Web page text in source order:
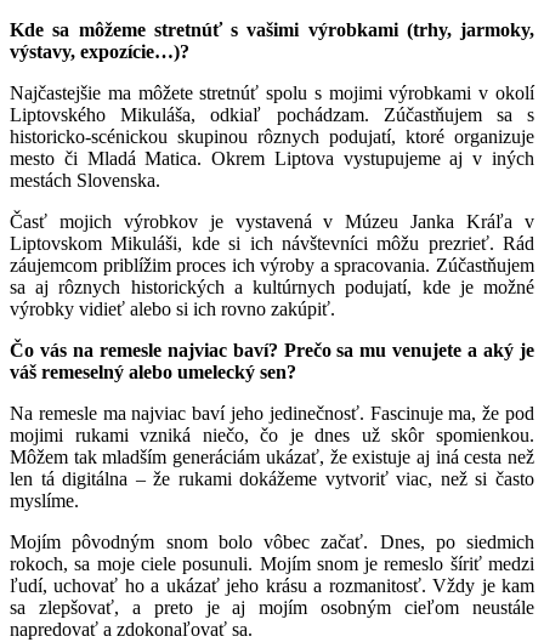
Kde sa môžeme stretnúť s vašimi výrobkami (trhy, jarmoky,
výstavy, expozície…)?
Najčastejšie ma môžete stretnúť spolu s mojimi výrobkami v okolí
Liptovského Mikuláša, odkiaľ pochádzam. Zúčastňujem sa s
historicko-scénickou skupinou rôznych podujatí, ktoré organizuje
mesto či Mladá Matica. Okrem Liptova vystupujeme aj v iných
mestách Slovenska.
Časť mojich výrobkov je vystavená v Múzeu Janka Kráľa v
Liptovskom Mikuláši, kde si ich návštevníci môžu prezrieť. Rád
záujemcom priblížim proces ich výroby a spracovania. Zúčastňujem
sa aj rôznych historických a kultúrnych podujatí, kde je možné
výrobky vidieť alebo si ich rovno zakúpiť.
Čo vás na remesle najviac baví? Prečo sa mu venujete a aký je
váš remeselný alebo umelecký sen?
Na remesle ma najviac baví jeho jedinečnosť. Fascinuje ma, že pod
mojimi rukami vzniká niečo, čo je dnes už skôr spomienkou.
Môžem tak mladším generáciám ukázať, že existuje aj iná cesta než
len tá digitálna – že rukami dokážeme vytvoriť viac, než si často
myslíme.
Mojím pôvodným snom bolo vôbec začať. Dnes, po siedmich
rokoch, sa moje ciele posunuli. Mojím snom je remeslo šíriť medzi
ľudí, uchovať ho a ukázať jeho krásu a rozmanitosť. Vždy je kam
sa zlepšovať, a preto je aj mojím osobným cieľom neustále
napredovať a zdokonaľovať sa.